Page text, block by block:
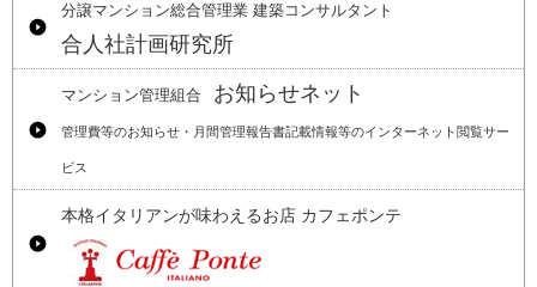
分譲マンション総合管理業 建築コンサルタント
合人社計画研究所
マンション管理組合 お知らせネット
管理費等のお知らせ・月間管理報告書記載情報等のインターネット閲覧サー
ビス
本格イタリアンが味わえるお店 カフェポンテ